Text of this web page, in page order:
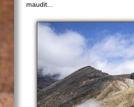
maudit...